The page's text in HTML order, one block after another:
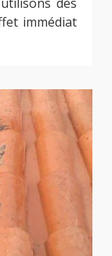
immédiat